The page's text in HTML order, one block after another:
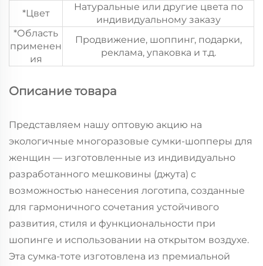
*Цвет
Натуральные или другие цвета по
индивидуальному заказу
*Область
применен
ия
Продвижение, шоппинг, подарки,
реклама, упаковка и т.д.
Описание товара
Представляем нашу оптовую акцию на
экологичные многоразовые сумки-шопперы для
женщин — изготовленные из индивидуально
разработанного мешковины (джута) с
возможностью нанесения логотипа, созданные
для гармоничного сочетания устойчивого
развития, стиля и функциональности при
шопинге и использовании на открытом воздухе.
Эта сумка-тоте изготовлена из премиальной